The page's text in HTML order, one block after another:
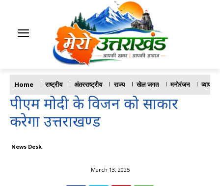
Home राष्ट्रीय अंतरराष्ट्रीय राज्य खेल जगत मनोरंजन व्यापार
पीएम मोदी के विजन को साकार
करेगा उत्तराखण्ड
News Desk
March 13, 2025